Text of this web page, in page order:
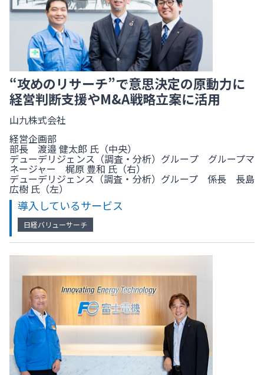
“攻めのリサーチ”で意思決定の原動力に
経営判断支援やM&A戦略立案に活用
山九株式会社
経営企画部
部長 渡邉 健太郎 氏（中央）
デューデリジェンス（調査・分析）グループ グループマ
ネージャー 梶原 豊和 氏（右）
デューデリジェンス（調査・分析）グループ 係長 長島
広樹 氏（左）
導入しているサービス
日経バリューサーチ